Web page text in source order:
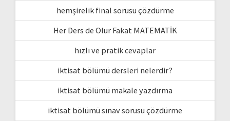
hemşirelik final sorusu çözdürme
Her Ders de Olur Fakat MATEMATİK
hızlı ve pratik cevaplar
iktisat bölümü dersleri nelerdir?
iktisat bölümü makale yazdırma
iktisat bölümü sınav sorusu çözdürme